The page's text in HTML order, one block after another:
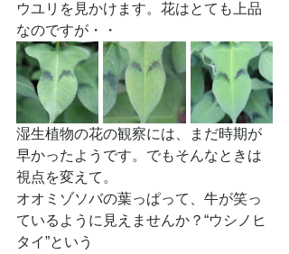
ウユリを見かけます。花はとても上品
なのですが・・
湿生植物の花の観察には、まだ時期が
早かったようです。でもそんなときは
視点を変えて。
オオミゾソバの葉っぱって、牛が笑っ
ているように見えませんか？“ウシノヒ
タイ”という